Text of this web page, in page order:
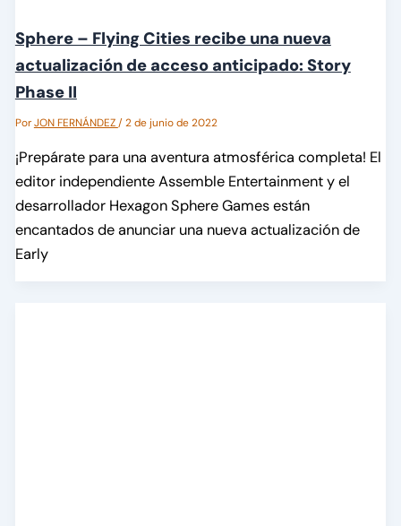
Sphere – Flying Cities recibe una nueva
actualización de acceso anticipado: Story
Phase II
PorJON FERNÁNDEZ/2 de junio de 2022
¡Prepárate para una aventura atmosférica completa! El
editor independiente Assemble Entertainment y el
desarrollador Hexagon Sphere Games están
encantados de anunciar una nueva actualización de
Early